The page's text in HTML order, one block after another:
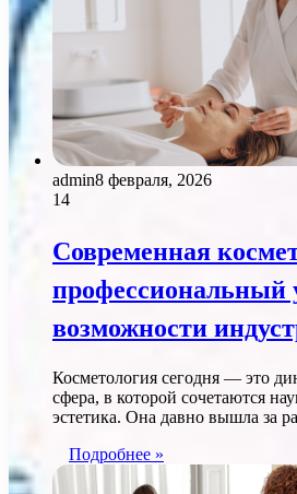
admin8 февраля, 2026
14
Современная
профессиональный
возможности
Косметология сегодня — это
сфера, в которой сочетаются
эстетика. Она давно вышла за
Подробнее »